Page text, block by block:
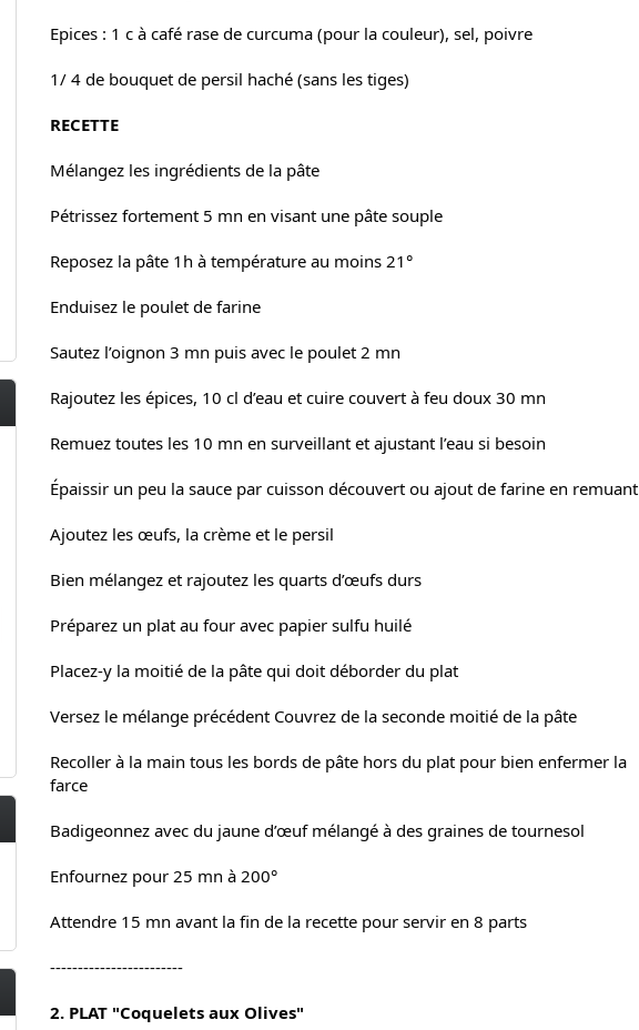
Epices : 1 c à café rase de curcuma (pour la couleur), sel, poivre
1/ 4 de bouquet de persil haché (sans les tiges)
RECETTE
Mélangez les ingrédients de la pâte
Pétrissez fortement 5 mn en visant une pâte souple
Reposez la pâte 1h à température au moins 21°
Enduisez le poulet de farine
Sautez l’oignon 3 mn puis avec le poulet 2 mn
Rajoutez les épices, 10 cl d’eau et cuire couvert à feu doux 30 mn
Remuez toutes les 10 mn en surveillant et ajustant l’eau si besoin
Épaissir un peu la sauce par cuisson découvert ou ajout de farine en remuant
Ajoutez les œufs, la crème et le persil
Bien mélangez et rajoutez les quarts d’œufs durs
Préparez un plat au four avec papier sulfu huilé
Placez-y la moitié de la pâte qui doit déborder du plat
Versez le mélange précédent Couvrez de la seconde moitié de la pâte
Recoller à la main tous les bords de pâte hors du plat pour bien enfermer la
farce
Badigeonnez avec du jaune d’œuf mélangé à des graines de tournesol
Enfournez pour 25 mn à 200°
Attendre 15 mn avant la fin de la recette pour servir en 8 parts
------------------------
2. PLAT "Coquelets aux Olives"